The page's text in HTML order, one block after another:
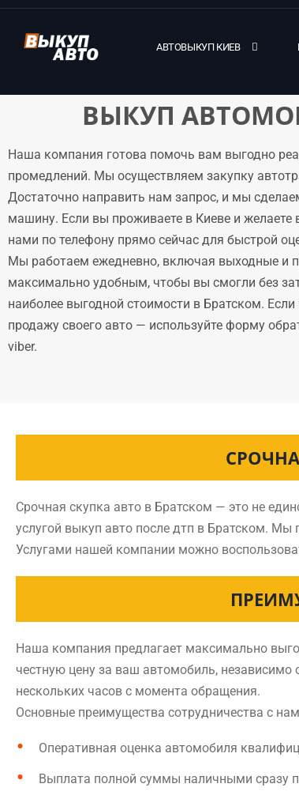
АВТОВЫКУП КИЕВ
ВЫКУП
Наша компания готова помочь вам выгодно
промедлений. Мы осуществляем закупку
Достаточно направить нам запрос, и мы
машину. Если вы проживаете в Киеве и желаете
нами по телефону прямо сейчас для быстрой
Мы работаем ежедневно, включая выходные и
максимально удобным, чтобы вы смогли без
наиболее выгодной стоимости в Братском.
продажу своего авто — используйте форму
viber.
Срочная скупка авто в Братском — это не
услугой выкуп авто после дтп в Братском.
Услугами нашей компании можно
Наша компания предлагает максимально
честную цену за ваш автомобиль, независимо
нескольких часов с момента обращения.
Основные преимущества сотрудничества с
Оперативная оценка автомобиля
Выплата полной суммы наличными сразу